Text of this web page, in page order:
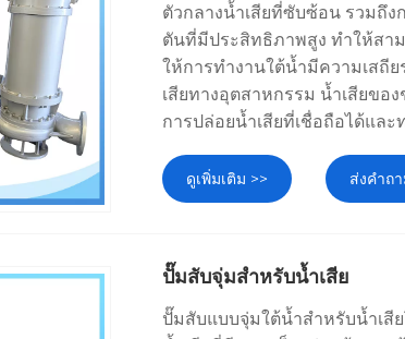
ตัวกลางน้ำเสียที่ซับซ้อน รวมถึ
ตันที่มีประสิทธิภาพสูง ทำให้สา
ให้การทำงานใต้น้ำมีความเสถี
เสียทางอุตสาหกรรม น้ำเสียขอ
การปล่อยน้ำเสียที่เชื่อถือได้แล
ดูเพิ่มเติม >> ส่งคำถ
ปั๊มสับจุ่มสำหรับน้ำเสีย
ปั๊มสับแบบจุ่มใต้น้ำสำหรับน้ำเสี